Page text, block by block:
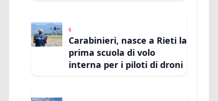
6
Carabinieri, nasce a Rieti la
prima scuola di volo
interna per i piloti di droni